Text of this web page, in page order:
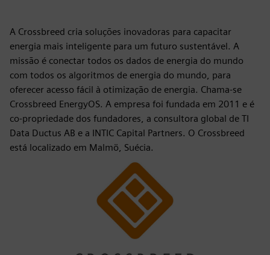
A Crossbreed cria soluções inovadoras para capacitar
energia mais inteligente para um futuro sustentável. A
missão é conectar todos os dados de energia do mundo
com todos os algoritmos de energia do mundo, para
oferecer acesso fácil à otimização de energia. Chama-se
Crossbreed EnergyOS. A empresa foi fundada em 2011 e é
co-propriedade dos fundadores, a consultora global de TI
Data Ductus AB e a INTIC Capital Partners. O Crossbreed
está localizado em Malmö, Suécia.